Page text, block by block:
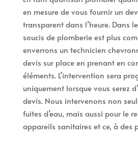
en mesure de vous fournir un
transparent dans l’heure. Dans
soucis de plomberie est plus
enverrons un technicien
devis sur place en prenant en
éléments. L’intervention sera
uniquement lorsque vous serez
devis. Nous intervenons non
fuites d’eau, mais aussi pour le
appareils sanitaires et ce, à des